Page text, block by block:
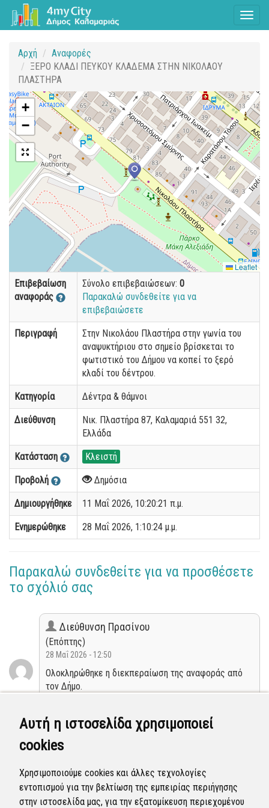
Αυτή η ιστοσελίδα χρησιμοποιεί
cookies
Χρησιμοποιούμε cookies και άλλες τεχνολογίες
εντοπισμού για την βελτίωση της εμπειρίας περιήγησης
στην ιστοσελίδα μας, για την εξατομίκευση περιεχομένου
Αρχή
Αναφορές
ΞΕΡΟ ΚΛΑΔΙ ΠΕΥΚΟΥ ΚΛΑΔΕΜΑ ΣΤΗΝ ΝΙΚΟΛΑΟΥ
ΠΛΑΣΤΗΡΑ
+
−
Leaflet
Επιβεβαίωση
αναφοράς
Σύνολο επιβεβαιώσεων: 0
Παρακαλώ συνδεθείτε για να
επιβεβαιώσετε
Περιγραφή
Στην Νικολάου Πλαστήρα στην γωνία του
αναψυκτήριου στο σημείο βρίσκεται το
φωτιστικό του Δήμου να κοπεί το ξερό
κλαδί του δέντρου.
Κατηγορία Δέντρα & θάμνοι
Διεύθυνση
Νικ. Πλαστήρα 87, Καλαμαριά 551 32,
Ελλάδα
Κατάσταση Κλειστή
Προβολή Δημόσια
Δημιουργήθηκε 11 Μαΐ 2026, 10:20:21 π.μ.
Ενημερώθηκε 28 Μαΐ 2026, 1:10:24 μ.μ.
Παρακαλώ συνδεθείτε για να προσθέσετε
το σχόλιό σας
Διεύθυνση Πρασίνου
(Επόπτης)
28 Μαΐ 2026 - 12:50
Ολοκληρώθηκε η διεκπεραίωση της αναφοράς από
τον Δήμο.
Διεύθυνση Πρασίνου
(Επόπτης)
11 Μαΐ 2026 - 10:43
Η αναφορά προγραμματίστηκε να επιλυθεί.